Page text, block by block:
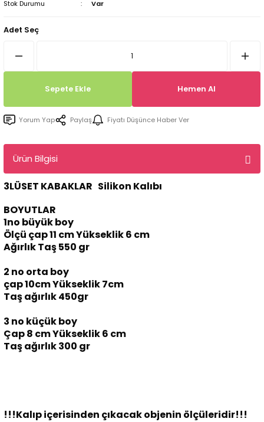
Tütsülük Silikonkalıpları
Stok Durumu
Var
Adet Seç
Sepete Ekle Hemen Al
Yorum Yap Paylaş Fiyatı Düşünce Haber Ver
Ürün Bilgisi
3LÜSET KABAKLAR Silikon Kalıbı
BOYUTLAR
1no büyük boy
Ölçü çap 11 cm Yükseklik 6 cm
Ağırlık Taş 550 gr
2 no orta boy
çap 10cm Yükseklik 7cm
Taş ağırlık 450gr
3 no küçük boy
Çap 8 cm Yükseklik 6 cm
Taş ağırlık 300 gr
!!!Kalıp içerisinden çıkacak objenin ölçüleridir!!!